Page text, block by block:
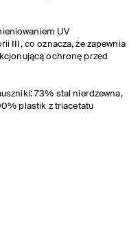
UV
III, co oznacza, że zapewnia
ochronę przed
73% stal nierdzewna,
plastik z triacetatu